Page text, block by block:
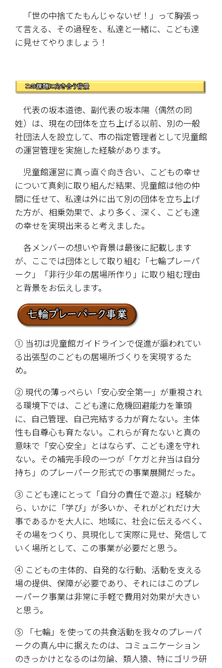
「世の中捨てたもんじゃないぜ！」って胸張っ
て言える、その過程を、私達と一緒に、こども達
に見せてやりましょう！
代表の坂本道徳、副代表の坂本陽（偶然の同
姓）は、現在の団体を立ち上げる以前、別の一般
社団法人を設立して、市の指定管理者として児童館
の運営管理を実施した経験があります。
児童館運営に真っ直ぐ向き合い、こどもの幸せ
について真剣に取り組んだ結果、児童館は他の仲
間に任せて、私達は外に出て別の団体を立ち上げ
た方が、相乗効果で、より多く、深く、こども達
の幸せを実現出来ると考えました。
各メンバーの想いや背景は最後に記載します
が、ここでは団体として取り組む「七輪プレーパ
ーク」「非行少年の居場所作り」に取り組む理由
と背景をお伝えします。
① 当初は児童館ガイドラインで促進が謳われてい
る出張型のこどもの居場所づくりを実現するた
め。
② 現代の薄っぺらい「安心安全第一」が重視され
る環境下では、こども達に危機回避能力を筆頭
に、自己管理、自己完結する力が育たない。主体
性も自尊心も育たない。これらが育たないと真の
意味で「安心安全」とはならず、こども達を守れ
ない。その補完手段の一つが「ケガと弁当は自分
持ち」のプレーパーク形式での事業展開だった。
③ こども達にとって「自分の責任で遊ぶ」経験か
ら、いかに「学び」が多いか、それがどれだけ大
事であるかを大人に、地域に、社会に伝えるべく、
その場をつくり、具現化して実際に見せ、発信して
いく場所として、この事業が必要だと思う。
④ こどもの主体的、自発的な行動、活動を支える
場の提供、保障が必要であり、それにはこのプレ
ーパーク事業は非常に手軽で費用対効果が大きい
と思う。
⑤ 「七輪」を使っての共食活動を我々のプレーパ
ークの真ん中に据えたのは、コミュニケーション
のきっかけとなるのは勿論、類人猿、特にゴリラ研